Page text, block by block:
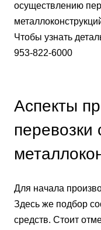
осуществлению
Чтобы узнать
953-822-6000
Аспекты
перевозки
Для начала
Здесь же подбор
средств. Стоит